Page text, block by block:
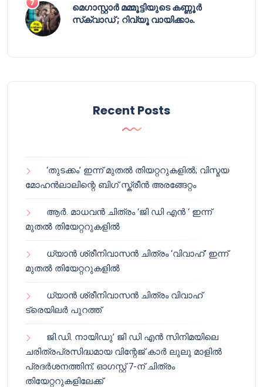
മെഗാസ്റ്റാർ മമ്മൂട്ടിയുടെ കണ്ണൂർ
സ്‌ക്വാഡ് ; റിവ്യൂ വായിക്കാം.
Recent Posts
‘തുടക്കം’ ഇന്ന് മുതൽ തിയറ്ററുകളിൽ; വിസ്മയ
മോഹൻലാലിന്റെ ബിഗ് സ്ക്രീൻ അരങ്ങേറ്റം
ആർ. മാധവൻ ചിത്രം ‘ജി ഡി എൻ ‘ ഇന്ന്
മുതൽ തിയേറ്ററുകളിൽ
ധ്യാൻ ശ്രീനിവാസൻ ചിത്രം ‘വിവാഹ്’ ഇന്ന്
മുതൽ തിയേറ്ററുകളിൽ
ധ്യാൻ ശ്രീനിവാസൻ ചിത്രം വിവാഹ്
ട്രെയിലർ പുറത്ത്
ജി.ഡി. നായിഡു’ ജി ഡി എൻ സിനിമയിലെ
ചരിത്രപ്രസിദ്ധമായ വിന്റേജ് കാർ ലുലു മാളിൽ
പ്രദർശനത്തിന്; ഓഗസ്റ്റ് 7-ന് ചിത്രം
തിയേറ്ററുകളിലേക്ക്